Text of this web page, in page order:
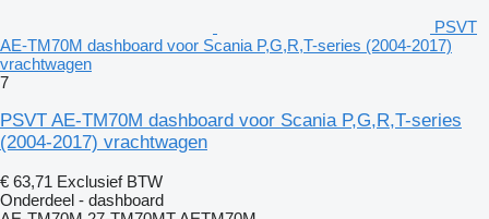
PSVT
AE-TM70M dashboard voor Scania P,G,R,T-series (2004-2017)
vrachtwagen
7
PSVT AE-TM70M dashboard voor Scania P,G,R,T-series
(2004-2017) vrachtwagen
€ 63,71 Exclusief BTW
Onderdeel - dashboard